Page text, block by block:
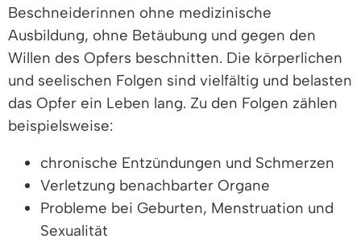
Beschneiderinnen ohne medizinische
Ausbildung, ohne Betäubung und gegen den
Willen des Opfers beschnitten. Die körperlichen
und seelischen Folgen sind vielfältig und belasten
das Opfer ein Leben lang. Zu den Folgen zählen
beispielsweise:
chronische Entzündungen und Schmerzen
Verletzung benachbarter Organe
Probleme bei Geburten, Menstruation und
Sexualität